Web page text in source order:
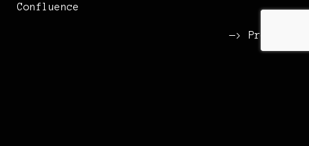
Confluence
—> Projets